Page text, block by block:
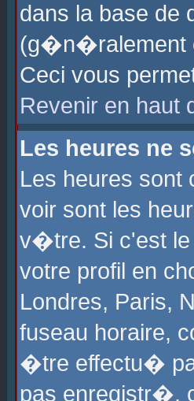
dans la base de
(g�n�ralement
Ceci vous
Revenir en haut
Les heures ne
Les heures sont
voir sont les
v�tre. Si c'est
votre profil en
Londres, Paris,
fuseau horaire,
�tre effectu�
pas enregistr�,